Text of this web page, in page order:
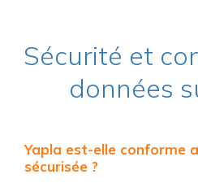
Sécurité et
données
Yapla est-elle conforme
sécurisée ?